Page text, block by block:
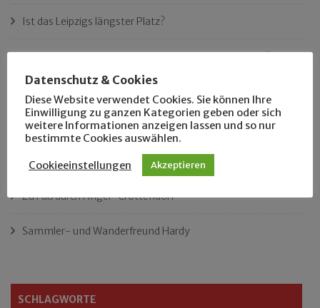
Ist das Leipzigs längster Platz?
„Als Hobbyhistoriker bin ich in ganz Leipzig zu Hause“
Der Leipziger Schmiedetag von 1904
Rennfahrer in Schönefeld und Zschocher
Zu Fuß durch Anger-Crottendorf
Sammler- und Wanderfreund Hardy
SCHLAGWORTE
Datenschutz & Cookies
Diese Website verwendet Cookies. Sie können Ihre
Einwilligung zu ganzen Kategorien geben oder sich
weitere Informationen anzeigen lassen und so nur
bestimmte Cookies auswählen.
Cookieeinstellungen Akzeptieren